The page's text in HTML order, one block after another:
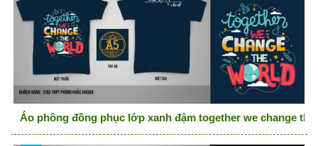
Áo phông đồng phục lớp xanh đậm together we change